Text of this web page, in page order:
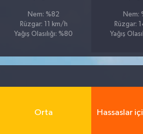
Nem: %82
Rüzgar: 11 km/h
Yağış Olasılığı: %80
Nem:
Rüzgar:
Yağış
Orta Hassaslar